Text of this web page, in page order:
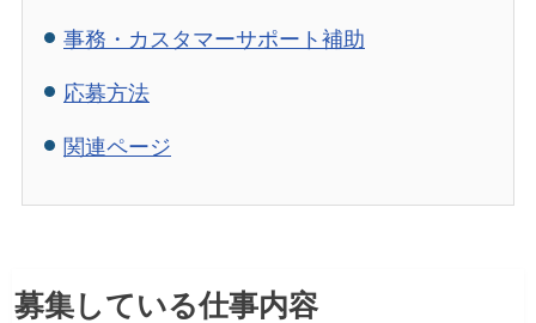
事務・カスタマーサポート補助
応募方法
関連ページ
募集している仕事内容